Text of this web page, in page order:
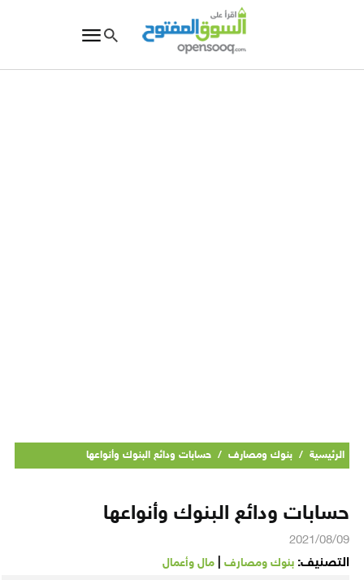
الرئيسية / بنوك ومصارف / حسابات ودائع البنوك وأنواعها
حسابات ودائع البنوك وأنواعها
2021/08/09
التصنيف: بنوك ومصارف| مال وأعمال